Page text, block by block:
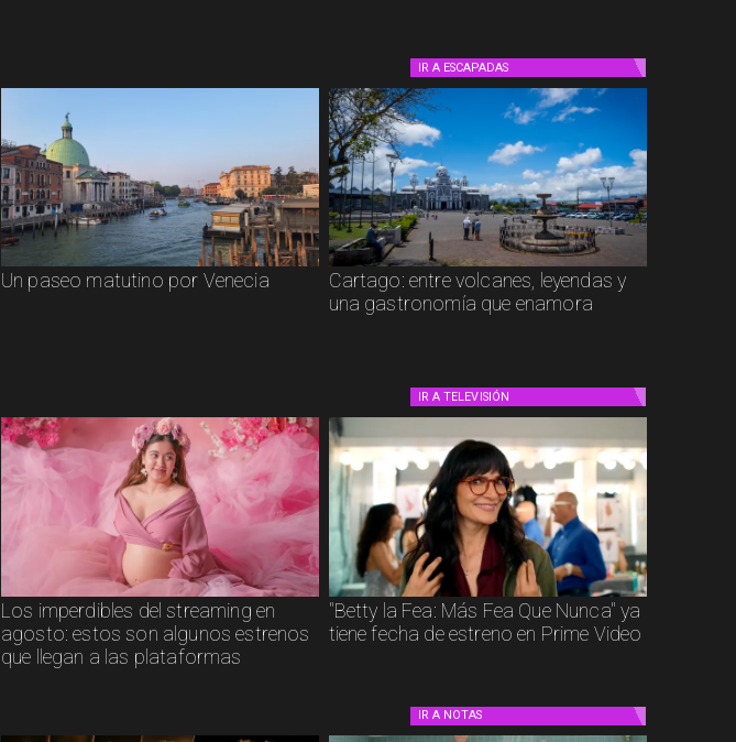
IR A ESCAPADAS
Un paseo matutino por Venecia
Cartago: entre volcanes, leyendas y
una gastronomía que enamora
IR A TELEVISIÓN
Los imperdibles del streaming en
agosto: estos son algunos estrenos
que llegan a las plataformas
"Betty la Fea: Más Fea Que Nunca" ya
tiene fecha de estreno en Prime Video
IR A NOTAS